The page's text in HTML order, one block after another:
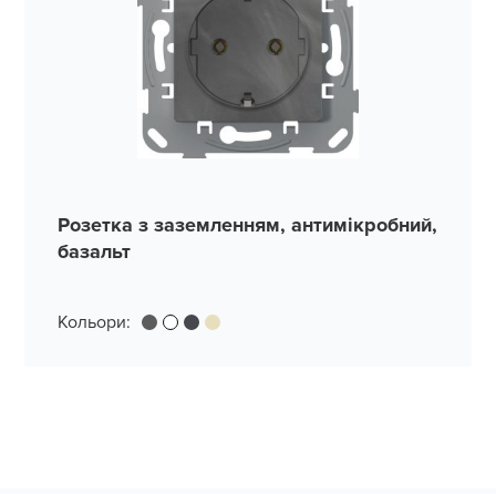
Розетка з заземленням, антимікробний,
базальт
Кольори: